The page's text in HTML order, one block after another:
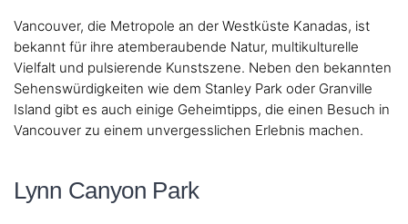
Vancouver, die Metropole an der Westküste Kanadas, ist
bekannt für ihre atemberaubende Natur, multikulturelle
Vielfalt und pulsierende Kunstszene. Neben den bekannten
Sehenswürdigkeiten wie dem Stanley Park oder Granville
Island gibt es auch einige Geheimtipps, die einen Besuch in
Vancouver zu einem unvergesslichen Erlebnis machen.
Lynn Canyon Park